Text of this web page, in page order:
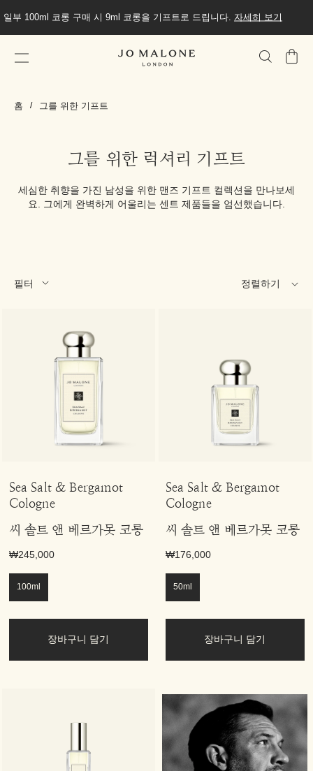
일부 100ml 코롱 구매 시 9ml 코롱을 기프트로 드립니다. 자세히 보기
가
홈 그를 위한 기프트
그를 위한 럭셔리 기프트
세심한 취향을 가진 남성을 위한 맨즈 기프트 컬렉션을 만나보세
요. 그에게 완벽하게 어울리는 센트 제품들을 엄선했습니다.
필터
Sea Salt & Bergamot
Cologne
씨 솔트 앤 베르가못 코롱
₩245,000
100ml
장바구니 담기
Sea Salt & Bergamot
Cologne
씨 솔트 앤 베르가못 코롱
₩176,000
50ml
장바구니 담기